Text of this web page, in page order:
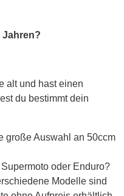
Jahren?
alt und hast einen
du bestimmt dein
große Auswahl an 50ccm
oder Enduro?
Modelle sind